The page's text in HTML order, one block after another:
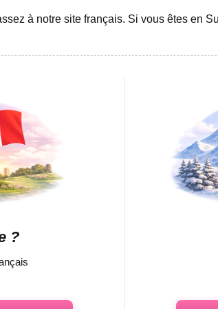
à notre site français. Si vous êtes en
?
Nouveaux